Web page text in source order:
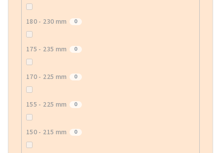
180 - 230 mm 0
175 - 235 mm 0
170 - 225 mm 0
155 - 225 mm 0
150 - 215 mm 0